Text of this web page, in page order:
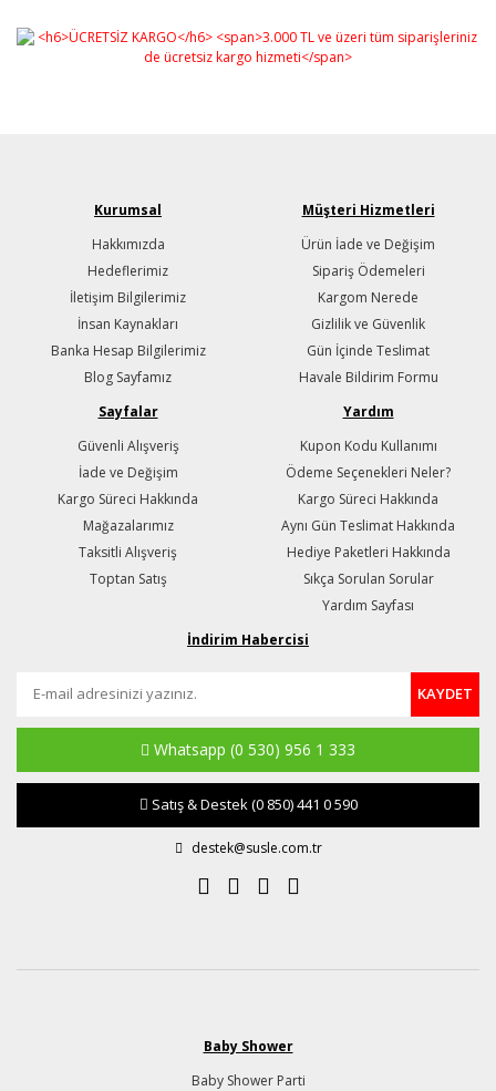
Kurumsal
Hakkımızda
Hedeflerimiz
İletişim Bilgilerimiz
İnsan Kaynakları
Banka Hesap Bilgilerimiz
Blog Sayfamız
Müşteri Hizmetleri
Ürün İade ve Değişim
Sipariş Ödemeleri
Kargom Nerede
Gizlilik ve Güvenlik
Gün İçinde Teslimat
Havale Bildirim Formu
Sayfalar
Güvenli Alışveriş
İade ve Değişim
Kargo Süreci Hakkında
Mağazalarımız
Taksitli Alışveriş
Toptan Satış
Yardım
Kupon Kodu Kullanımı
Ödeme Seçenekleri Neler?
Kargo Süreci Hakkında
Aynı Gün Teslimat Hakkında
Hediye Paketleri Hakkında
Sıkça Sorulan Sorular
Yardım Sayfası
İndirim Habercisi
KAYDET
Whatsapp (0 530) 956 1 333
Satış & Destek(0 850) 441 0 590
destek@susle.com.tr
Baby Shower
Baby Shower Parti